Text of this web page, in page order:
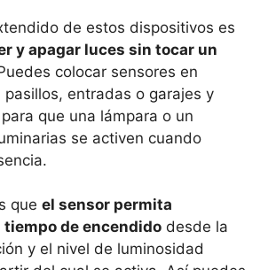
de estos dispositivos es
y apagar luces sin tocar un
colocar sensores en
pasillos, entradas o garajes y
que una lámpara o un
se activen cuando
que el sensor permita
tiempo de encendido desde la
y el nivel de luminosidad